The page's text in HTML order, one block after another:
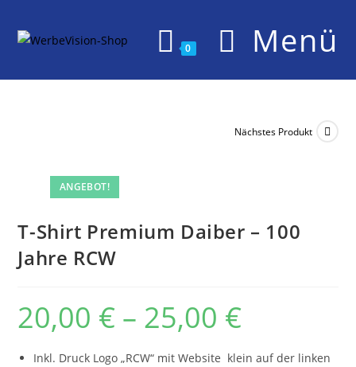
Inhalt
springen
0 Menü
ANGEBOT!
Nächstes Produkt
T-Shirt Premium Daiber – 100
Jahre RCW
20,00 € – 25,00 €
Inkl. Druck Logo „RCW“ mit Website klein auf der linken